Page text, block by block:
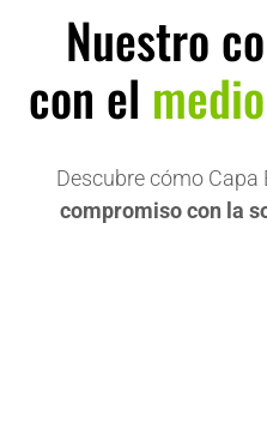
Nuestro
con el
Descubre cómo
compromiso con la